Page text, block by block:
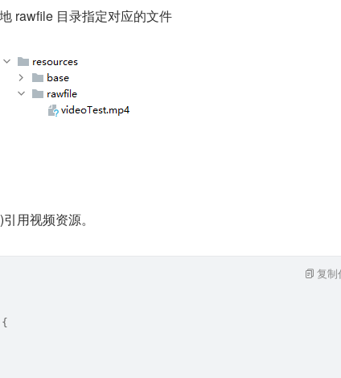
rawfile 目录指定对应的文件
用视频资源。
复制